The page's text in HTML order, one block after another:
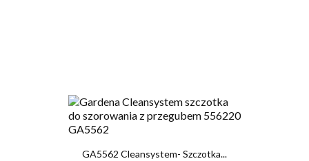
GA5562 Cleansystem- Szczotka...